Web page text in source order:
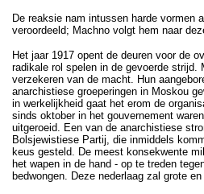
De reaksie nam intussen harde vormen
veroordeeld; Machno volgt hem naar
Het jaar 1917 opent de deuren voor de
radikale rol spelen in de gevoerde
verzekeren van de macht. Hun
anarchistiese groeperingen in Moskou
in werkelijkheid gaat het erom de
sinds oktober in het gouvernement
uitgeroeid. Een van de anarchistiese
Bolsjewistiese Partij, die inmiddels
keus gesteld. De meest konsekwente
het wapen in de hand - op te treden
bedwongen. Deze nederlaag zal grote